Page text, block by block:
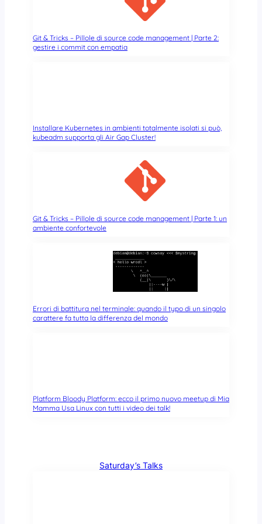
Git & Tricks – Pillole di source code management | Parte 2:
gestire i commit con empatia
Installare Kubernetes in ambienti totalmente isolati si può,
kubeadm supporta gli Air Gap Cluster!
Git & Tricks – Pillole di source code management | Parte 1: un
ambiente confortevole
Errori di battitura nel terminale: quando il typo di un singolo
carattere fa tutta la differenza del mondo
Platform Bloody Platform: ecco il primo nuovo meetup di Mia
Mamma Usa Linux con tutti i video dei talk!
Saturday’s Talks